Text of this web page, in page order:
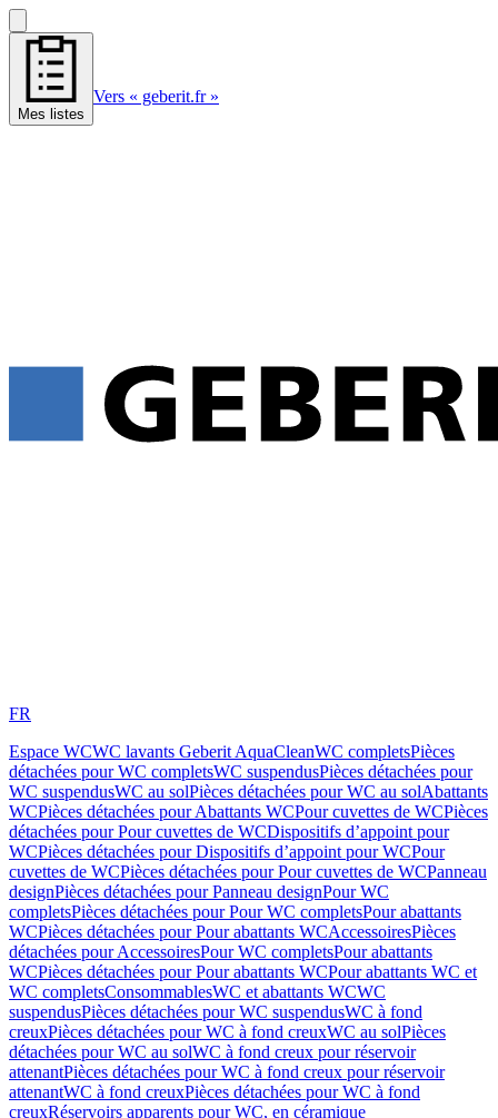
Mes listes
Vers « geberit.fr »
FR
Espace WCWC lavants Geberit AquaCleanWC completsPièces
détachées pour WC completsWC suspendusPièces détachées pour
WC suspendusWC au solPièces détachées pour WC au solAbattants
WCPièces détachées pour Abattants WCPour cuvettes de WCPièces
détachées pour Pour cuvettes de WCDispositifs d’appoint pour
WCPièces détachées pour Dispositifs d’appoint pour WCPour
cuvettes de WCPièces détachées pour Pour cuvettes de WCPanneau
designPièces détachées pour Panneau designPour WC
completsPièces détachées pour Pour WC completsPour abattants
WCPièces détachées pour Pour abattants WCAccessoiresPièces
détachées pour AccessoiresPour WC completsPour abattants
WCPièces détachées pour Pour abattants WCPour abattants WC et
WC completsConsommablesWC et abattants WCWC
suspendusPièces détachées pour WC suspendusWC à fond
creuxPièces détachées pour WC à fond creuxWC au solPièces
détachées pour WC au solWC à fond creux pour réservoir
attenantPièces détachées pour WC à fond creux pour réservoir
attenantWC à fond creuxPièces détachées pour WC à fond
creuxRéservoirs apparents pour WC, en céramique